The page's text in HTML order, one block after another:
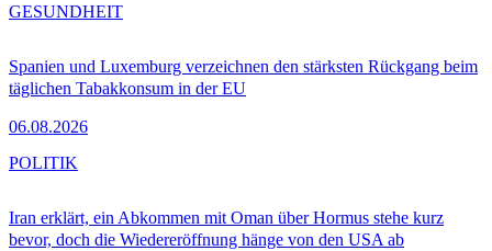
Spanien und Luxemburg verzeichnen den stärksten Rückgang beim
täglichen Tabakkonsum in der EU
06.08.2026
GESUNDHEIT
Iran erklärt, ein Abkommen mit Oman über Hormus stehe kurz
bevor, doch die Wiedereröffnung hänge von den USA ab
POLITIK